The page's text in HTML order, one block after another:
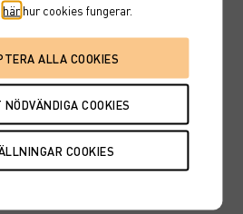
härhur cookies fungerar.